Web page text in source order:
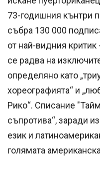
73-годишния кънтри
събра 130 000
от най-видния
се радва на
определяно като
хореографията“ и
Рико“. Списание
съпротива“, заради
език и
голямата